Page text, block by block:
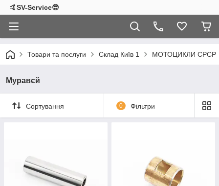
🤙SV-Service😎
Товари та послуги Склад Київ 1 МОТОЦИКЛИ СРСР
Муравєй
Сортування 0 Фільтри